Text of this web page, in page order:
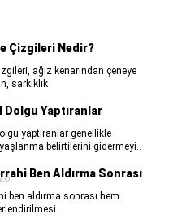
Çizgileri Nedir?
ağız kenarından çeneye
sarkıklık
Dolgu Yaptıranlar
yaptıranlar genellikle
belirtilerini gidermeyi..
Ben Aldırma Sonrası
ben aldırma sonrası hem